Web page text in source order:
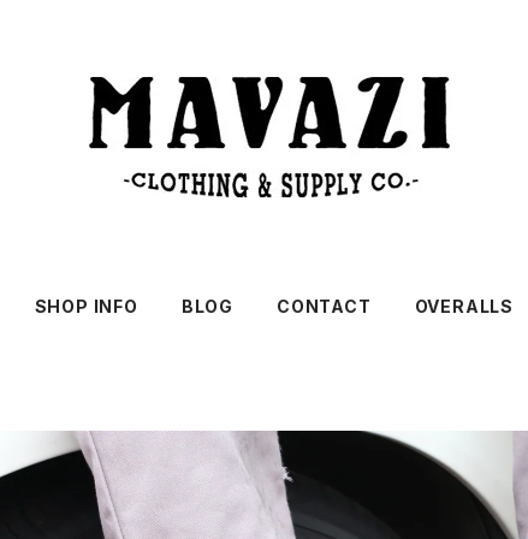
SHOP INFO BLOG CONTACT OVERALLS